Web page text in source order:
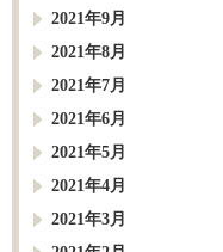
2021年9月
2021年8月
2021年7月
2021年6月
2021年5月
2021年4月
2021年3月